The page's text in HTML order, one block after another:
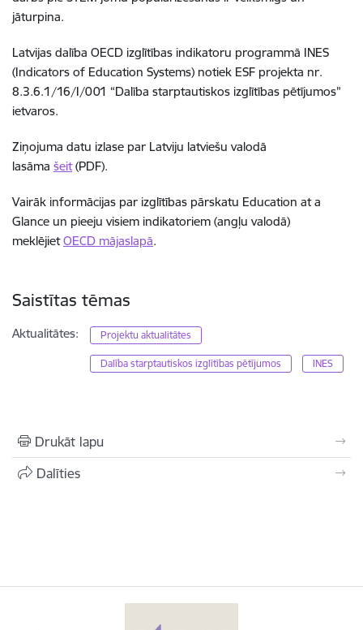
jāturpina.
Latvijas dalība OECD izglītības indikatoru programmā INES
(Indicators of Education Systems) notiek ESF projekta nr.
8.3.6.1/16/I/001 “Dalība starptautiskos izglītības pētījumos”
ietvaros.
Ziņojuma datu izlase par Latviju latviešu valodā
lasāma šeit(PDF).
Vairāk informācijas par izglītības pārskatu Education at a
Glance un pieeju visiem indikatoriem (angļu valodā)
meklējietOECD mājaslapā.
Saistītas tēmas
Aktualitātes: Projektu aktualitātes
Dalība starptautiskos izglītības pētījumos INES
Drukāt lapu
Dalīties